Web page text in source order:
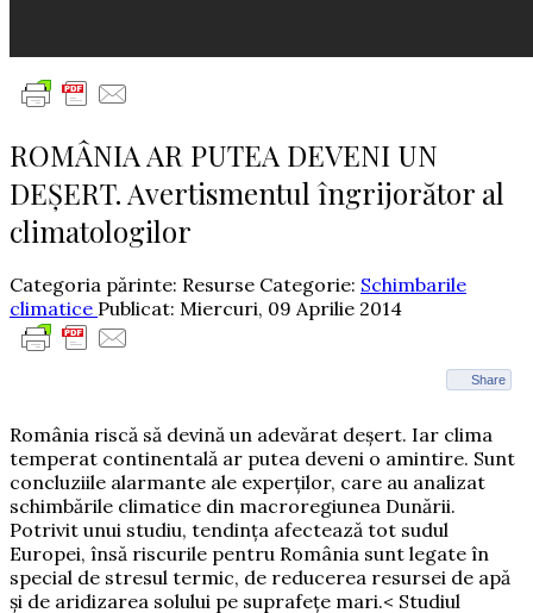
ROMÂNIA AR PUTEA DEVENI UN
DEŞERT. Avertismentul îngrijorător al
climatologilor
Categoria părinte: Resurse Categorie: Schimbarile
climatice Publicat: Miercuri, 09 Aprilie 2014
Share
România riscă să devină un adevărat deşert. Iar clima
temperat continentală ar putea deveni o amintire. Sunt
concluziile alarmante ale experţilor, care au analizat
schimbările climatice din macroregiunea Dunării.
Potrivit unui studiu, tendinţa afectează tot sudul
Europei, însă riscurile pentru România sunt legate în
special de stresul termic, de reducerea resursei de apă
şi de aridizarea solului pe suprafeţe mari.< Studiul